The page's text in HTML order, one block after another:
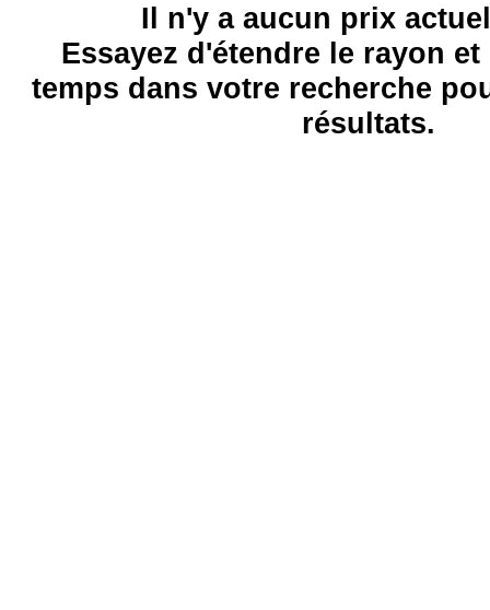
Il n'y a aucun prix
Essayez d'étendre le rayon
temps dans votre recherche
résultats.